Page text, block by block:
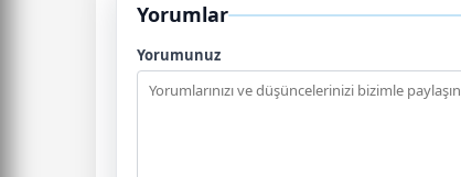
Yorumlar
Yorumunuz